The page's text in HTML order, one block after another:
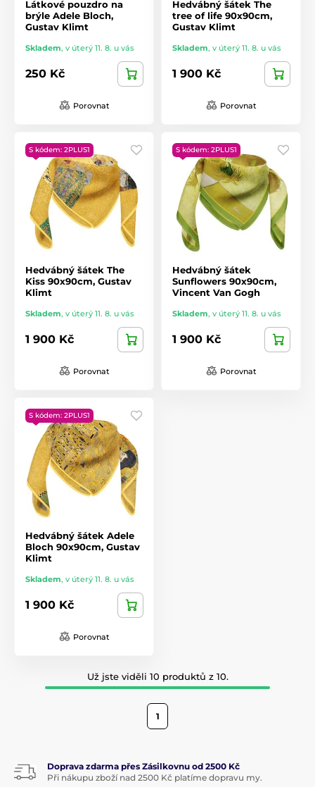
Látkové pouzdro na
brýle Adele Bloch,
Gustav Klimt
Skladem, v úterý 11. 8. u vás
250 Kč
Porovnat
Hedvábný šátek The
tree of life 90x90cm,
Gustav Klimt
Skladem, v úterý 11. 8. u vás
1 900 Kč
Porovnat
S kódem: 2PLUS1
Hedvábný šátek The
Kiss 90x90cm, Gustav
Klimt
Skladem, v úterý 11. 8. u vás
1 900 Kč
Porovnat
S kódem: 2PLUS1
Hedvábný šátek
Sunflowers 90x90cm,
Vincent Van Gogh
Skladem, v úterý 11. 8. u vás
1 900 Kč
Porovnat
S kódem: 2PLUS1
Hedvábný šátek Adele
Bloch 90x90cm, Gustav
Klimt
Skladem, v úterý 11. 8. u vás
1 900 Kč
Porovnat
Už jste viděli 10 produktů z 10.
1
Doprava zdarma přes Zásilkovnu od 2500 Kč
Při nákupu zboží nad 2500 Kč platíme dopravu my.